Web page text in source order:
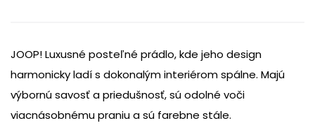
JOOP! Luxusné posteľné prádlo, kde jeho design
harmonicky ladí s dokonalým interiérom spálne. Majú
výbornú savosť a priedušnosť, sú odolné voči
viacnásobnému praniu a sú farebne stále.